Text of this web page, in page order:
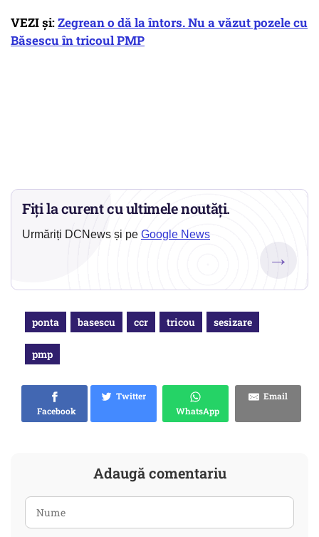
VEZI și:Zegrean o dă la întors. Nu a văzut pozele cu
Băsescu în tricoul PMP
Fiți la curent cu ultimele noutăți.
Urmăriți DCNews și pe Google News
→
ponta basescu ccr tricou sesizare
pmp
Facebook
Twitter
WhatsApp
Email
Adaugă comentariu